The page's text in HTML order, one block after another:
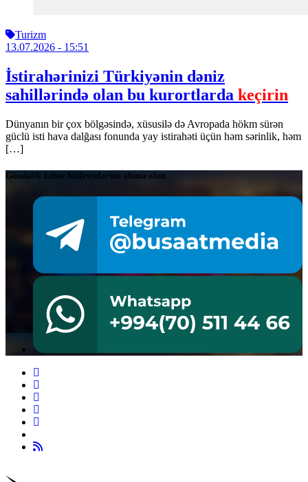
Turizm
13.07.2026 - 15:51
İstirahərinizi Türkiyənin dəniz
sahillərində olan bu kurortlarda keçirin
Dünyanın bir çox bölgəsində, xüsusilə də Avropada hökm sürən
güclü isti hava dalğası fonunda yay istirahəti üçün həm sərinlik, həm
[…]
Gündəlik xəbər bülletenlərinə abunə olun